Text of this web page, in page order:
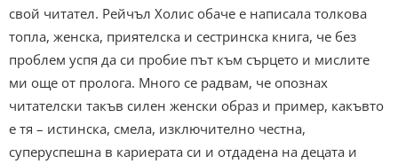
свой читател. Рейчъл Холис обаче е написала толкова
топла, женска, приятелска и сестринска книга, че без
проблем успя да си пробие път към сърцето и мислите
ми още от пролога. Много се радвам, че опознах
читателски такъв силен женски образ и пример, какъвто
е тя – истинска, смела, изключително честна,
суперуспешна в кариерата си и отдадена на децата и